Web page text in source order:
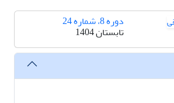
دوره 8، شماره 24
تابستان 1404